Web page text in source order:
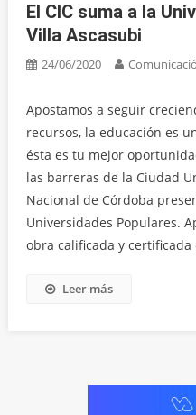
El CIC suma a la
Villa Ascasubi
24/06/2020
Apostamos a seguir
recursos, la educación es
ésta es tu mejor
las barreras de la Ciudad
Nacional de Córdoba
Universidades Populares.
obra calificada y
Leer más